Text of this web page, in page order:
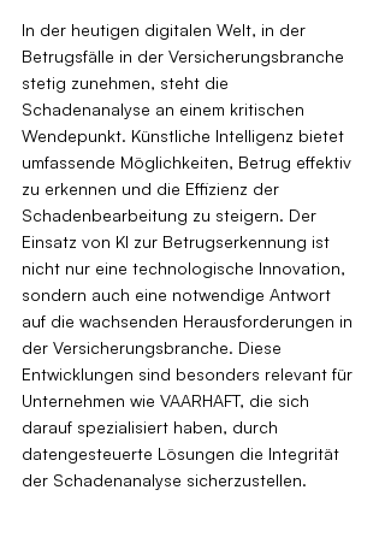
In der heutigen digitalen Welt, in der
Betrugsfälle in der Versicherungsbranche
stetig zunehmen, steht die
Schadenanalyse an einem kritischen
Wendepunkt. Künstliche Intelligenz bietet
umfassende Möglichkeiten, Betrug effektiv
zu erkennen und die Effizienz der
Schadenbearbeitung zu steigern. Der
Einsatz von KI zur Betrugserkennung ist
nicht nur eine technologische Innovation,
sondern auch eine notwendige Antwort
auf die wachsenden Herausforderungen in
der Versicherungsbranche. Diese
Entwicklungen sind besonders relevant für
Unternehmen wie VAARHAFT, die sich
darauf spezialisiert haben, durch
datengesteuerte Lösungen die Integrität
der Schadenanalyse sicherzustellen.